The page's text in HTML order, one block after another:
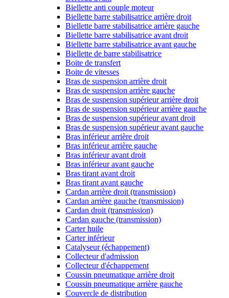
Biellette anti couple moteur
Biellette barre stabilisatrice arrière droit
Biellette barre stabilisatrice arrière gauche
Biellette barre stabilisatrice avant droit
Biellette barre stabilisatrice avant gauche
Biellette de barre stabilisatrice
Boite de transfert
Boite de vitesses
Bras de suspension arrière droit
Bras de suspension arrière gauche
Bras de suspension supérieur arrière droit
Bras de suspension supérieur arrière gauche
Bras de suspension supérieur avant droit
Bras de suspension supérieur avant gauche
Bras inférieur arrière droit
Bras inférieur arrière gauche
Bras inférieur avant droit
Bras inférieur avant gauche
Bras tirant avant droit
Bras tirant avant gauche
Cardan arrière droit (transmission)
Cardan arrière gauche (transmission)
Cardan droit (transmission)
Cardan gauche (transmission)
Carter huile
Carter inférieur
Catalyseur (échappement)
Collecteur d'admission
Collecteur d'échappement
Coussin pneumatique arrière droit
Coussin pneumatique arrière gauche
Couvercle de distribution